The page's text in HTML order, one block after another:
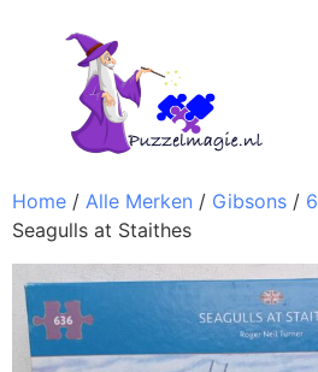
Home / Alle Merken / Gibsons /
Seagulls at Staithes